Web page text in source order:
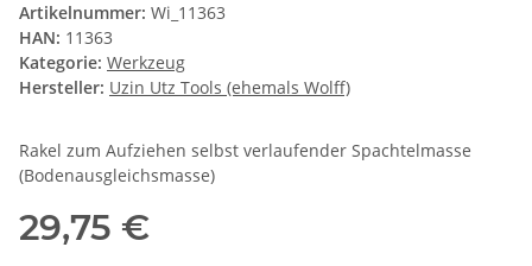
Artikelnummer: Wi_11363
HAN: 11363
Kategorie: Werkzeug
Hersteller: Uzin Utz Tools (ehemals Wolff)
Rakel zum Aufziehen selbst verlaufender Spachtelmasse
(Bodenausgleichsmasse)
29,75 €